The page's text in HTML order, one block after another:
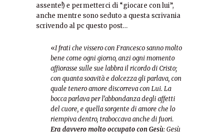
assente!) e permetterci di “giocare con lui”,
anche mentre sono seduto a questa scrivania
scrivendo al pc questo post…
«I frati che vissero con Francesco sanno molto
bene come ogni giorno, anzi ogni momento
affiorasse sulle sue labbra il ricordo di Cristo;
con quanta soavità e dolcezza gli parlava, con
quale tenero amore discorreva con Lui. La
bocca parlava per l’abbondanza degli affetti
del cuore, e quella sorgente di amore che lo
riempiva dentro, traboccava anche di fuori.
Era davvero molto occupato con Gesù: Gesù